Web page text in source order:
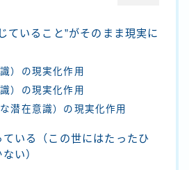
ていること”がそのまま現実に
）の現実化作用
）の現実化作用
潜在意識）の現実化作用
ている（この世にはたったひ
い）